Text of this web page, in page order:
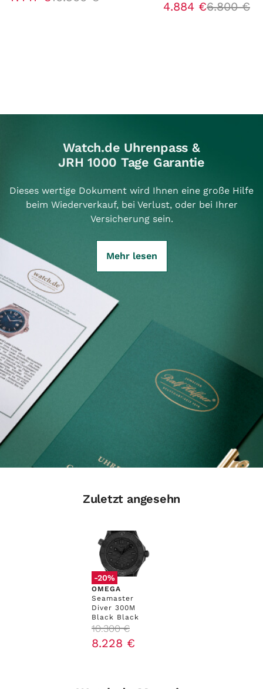
4.884 €6.800 €
Watch.de Uhrenpass &
JRH 1000 Tage Garantie
Dieses wertige Dokument wird Ihnen eine große Hilfe
beim Wiederverkauf, bei Verlust, oder bei Ihrer
Versicherung sein.
Mehr lesen
Zuletzt angesehn
OMEGA
Seamaster
Diver 300M
Black Black
-20%
10.300 €
8.228 €